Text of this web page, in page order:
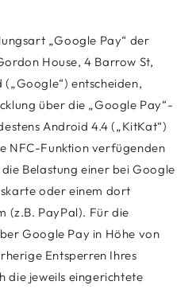
„Google Pay“ der
House, 4 Barrow St,
entscheiden,
über die „Google Pay“-
Android 4.4 („KitKat“)
NFC-Funktion verfügenden
Belastung einer bei Google
oder einem dort
(z.B. PayPal). Für die
Google Pay in Höhe von
Entsperren Ihres
die jeweils eingerichtete